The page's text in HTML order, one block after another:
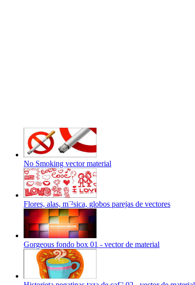
No Smoking vector material
Flores, alas, m¨²sica, globos parejas de vectores
Gorgeous fondo box 01 - vector de material